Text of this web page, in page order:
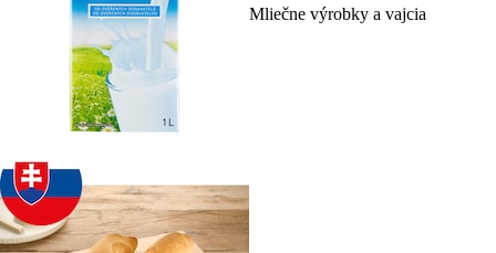
Mliečne výrobky a vajcia